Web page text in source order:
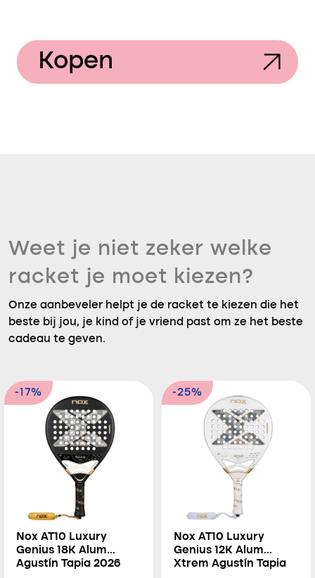
Kopen
Weet je niet zeker welke
racket je moet kiezen?
Onze aanbeveler helpt je de racket te kiezen die het
beste bij jou, je kind of je vriend past om ze het beste
cadeau te geven.
-17%
Nox AT10 Luxury
Genius 18K Alum
Agustín Tapia 2026
-25%
Nox AT10 Luxury
Genius 12K Alum
Xtrem Agustín Tapia